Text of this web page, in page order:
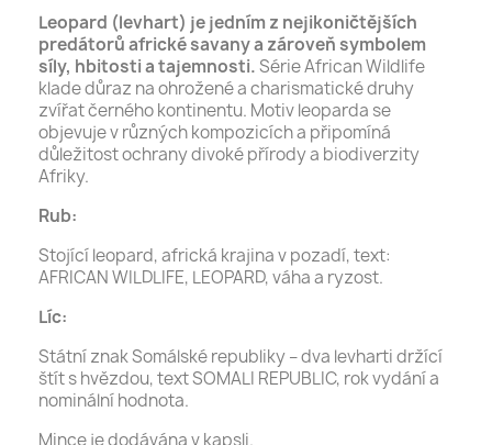
Leopard (levhart) je jedním z nejikoničtějších
predátorů africké savany a zároveň symbolem
síly, hbitosti a tajemnosti.Série African Wildlife
klade důraz na ohrožené a charismatické druhy
zvířat černého kontinentu. Motiv leoparda se
objevuje v různých kompozicích a připomíná
důležitost ochrany divoké přírody a biodiverzity
Afriky.
Rub:
Stojící leopard, africká krajina v pozadí, text:
AFRICAN WILDLIFE, LEOPARD, váha a ryzost.
Líc:
Státní znak Somálské republiky – dva levharti držící
štít s hvězdou, text SOMALI REPUBLIC, rok vydání a
nominální hodnota.
Mince je dodávána v kapsli.